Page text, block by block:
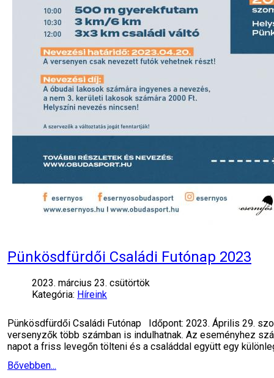
Pünkösdfürdői Családi Futónap 2023
2023. március 23. csütörtök
Kategória: Híreink
Pünkösdfürdői Családi Futónap Időpont: 2023. Április 29.
versenyzők több számban is indulhatnak. Az eseményhez
napot a friss levegőn tölteni és a családdal együtt egy
Bővebben...